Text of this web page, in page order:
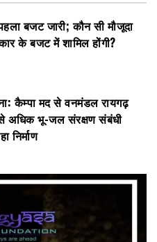
बजट जारी; कौन सी मौजूदा
के बजट में शामिल होंगी?
कैम्पा मद से वनमंडल रायगढ़
अधिक भू-जल संरक्षण संबंधी
निर्माण